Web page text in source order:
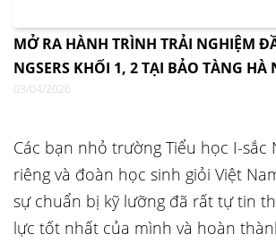
MỞ RA HÀNH TRÌNH TRẢI NGHIỆM
NGSERS KHỐI 1, 2 TẠI BẢO TÀNG HÀ
03/04/2026
Các bạn nhỏ trường Tiểu học I-sắc
riêng và đoàn học sinh giỏi Việt
sự chuẩn bị kỹ lưỡng đã rất tự tin
lực tốt nhất của mình và hoàn